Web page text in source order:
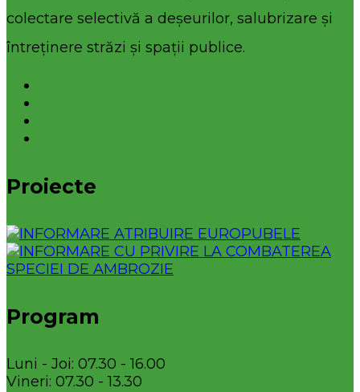
colectare selectivă a deșeurilor, salubrizare și
întreținere străzi și spații publice.
Proiecte
Program
Luni - Joi: 07.30 - 16.00
Vineri: 07.30 - 13.30